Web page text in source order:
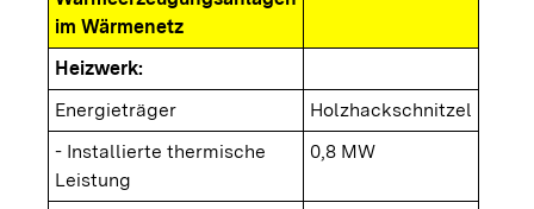
im Wärmenetz
Heizwerk:
Energieträger
Holzhackschnitzel
- Installierte thermische
Leistung
0,8 MW